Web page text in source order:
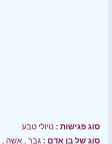
סוג פגישות : טיולי טבע
סוג של בן אדם : גבר , אִשָׁה ,